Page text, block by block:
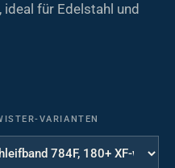
für Edelstahl und
VARIANTEN